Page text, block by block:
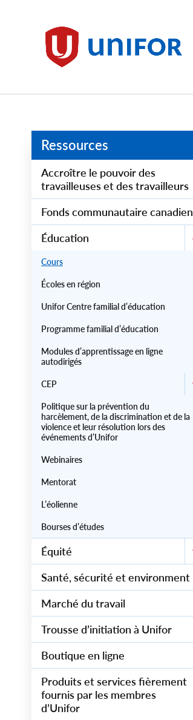
Unifor
Ressources
Accroître le pouvoir des
travailleuses et des travailleurs
Fonds communautaire canadien
Éducation
Cours
Écoles en région
Unifor Centre familial d’éducation
Programme familial d’éducation
Modules d’apprentissage en ligne
autodirigés
CEP
Politique sur la prévention du
harcèlement, de la discrimination et de la
violence et leur résolution lors des
événements d’Unifor
Webinaires
Mentorat
L’éolienne
Bourses d’études
Équité
Santé, sécurité et environment
Marché du travail
Trousse d’initiation à Unifor
Boutique en ligne
Produits et services fièrement
fournis par les membres
d’Unifor